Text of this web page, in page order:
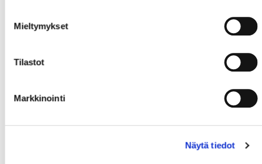
Mieltymykset
Tilastot
Markkinointi
Näytä tiedot